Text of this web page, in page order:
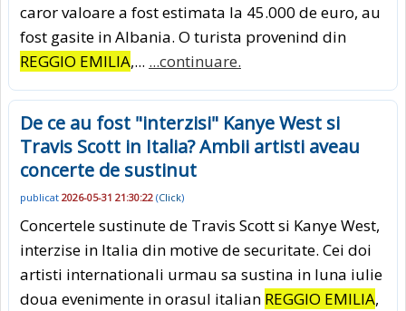
caror valoare a fost estimata la 45.000 de euro, au
fost gasite in Albania. O turista provenind din
REGGIO EMILIA,... ...continuare.
De ce au fost "interzisi" Kanye West si
Travis Scott in Italia? Ambii artisti aveau
concerte de sustinut
publicat 2026-05-31 21:30:22 (Click)
Concertele sustinute de Travis Scott si Kanye West,
interzise in Italia din motive de securitate. Cei doi
artisti internationali urmau sa sustina in luna iulie
doua evenimente in orasul italian REGGIO EMILIA,